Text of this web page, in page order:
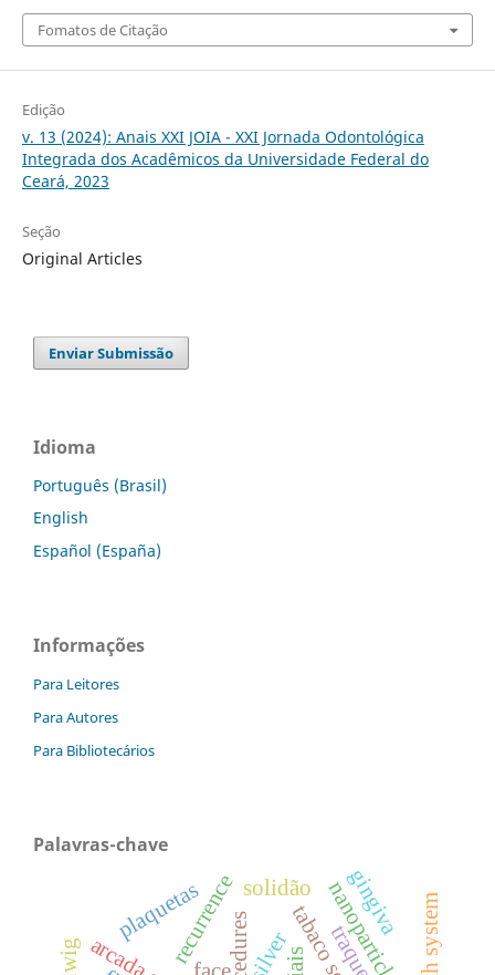
Fomatos de Citação
Edição
v. 13 (2024): Anais XXI JOIA - XXI Jornada Odontológica
Integrada dos Acadêmicos da Universidade Federal do
Ceará, 2023
Seção
Original Articles
Enviar Submissão
Idioma
Português (Brasil)
English
Español (España)
Informações
Para Leitores
Para Autores
Para Bibliotecários
Palavras-chave
recurrencesilver nanoparticles
plaquetas gingiva
solidão